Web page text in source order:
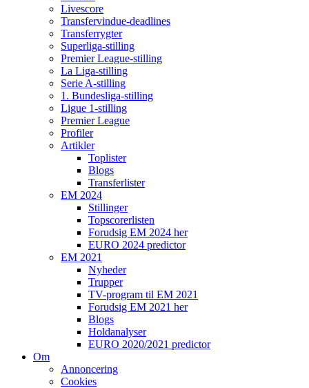
Livescore
Transfervindue-deadlines
Transferrygter
Superliga-stilling
Premier League-stilling
La Liga-stilling
Serie A-stilling
1. Bundesliga-stilling
Ligue 1-stilling
Premier League
Profiler
Artikler
Toplister
Blogs
Transferlister
EM 2024
Stillinger
Topscorerlisten
Forudsig EM 2024 her
EURO 2024 predictor
EM 2021
Nyheder
Trupper
TV-program til EM 2021
Forudsig EM 2021 her
Blogs
Holdanalyser
EURO 2020/2021 predictor
Om
Annoncering
Cookies